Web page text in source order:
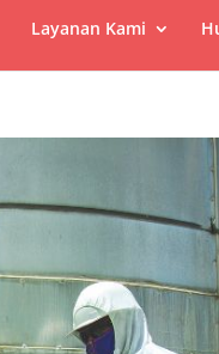
Layanan Kami